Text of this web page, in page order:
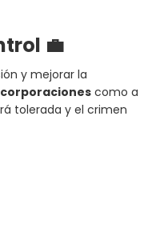
💼
y mejorar la
como a
tolerada y el crimen